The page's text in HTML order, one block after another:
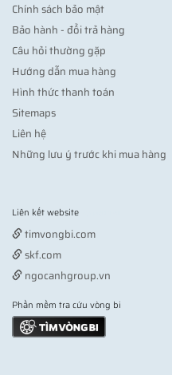
Chính sách bảo mật
Bảo hành - đổi trả hàng
Câu hỏi thường gặp
Hướng dẫn mua hàng
Hình thức thanh toán
Sitemaps
Liên hệ
Những lưu ý trước khi mua hàng
Liên kết website
timvongbi.com
skf.com
ngocanhgroup.vn
Phần mềm tra cứu vòng bi